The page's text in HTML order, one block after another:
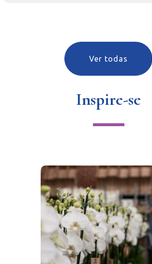
Ver todas
Inspire-se